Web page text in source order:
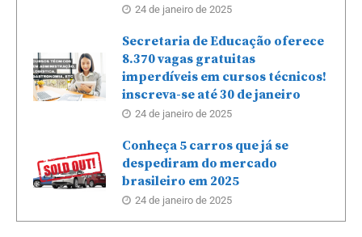
24 de janeiro de 2025
Secretaria de Educação oferece
8.370 vagas gratuitas
imperdíveis em cursos técnicos!
inscreva-se até 30 de janeiro
24 de janeiro de 2025
Conheça 5 carros que já se
despediram do mercado
brasileiro em 2025
24 de janeiro de 2025